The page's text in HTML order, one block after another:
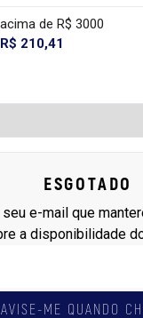
acima de R$ 3000
R$ 210,41
ESGOTADO
e-mail que
a disponibilidade
AVISE-ME QUANDO